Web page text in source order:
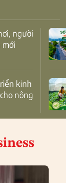
mới
nông